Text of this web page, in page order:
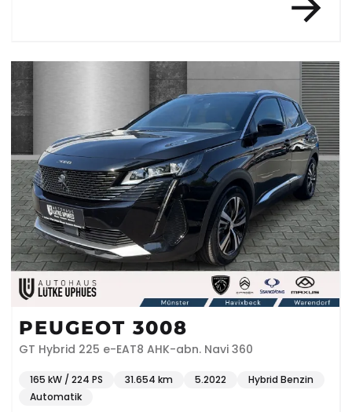
PEUGEOT 3008
GT Hybrid 225 e-EAT8 AHK-abn. Navi 360
165 kW / 224 PS 31.654 km 5.2022
Hybrid Benzin
Automatik